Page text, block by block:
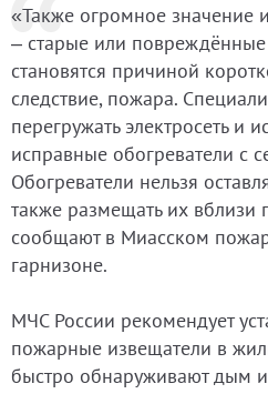
«Также огромное значение
– старые или
становятся причиной
следствие, пожара.
перегружать электросеть и
исправные обогреватели с
Обогреватели нельзя
также размещать их вблизи
сообщают в Миасском
гарнизоне.
МЧС России рекомендует
пожарные извещатели в
быстро обнаруживают дым